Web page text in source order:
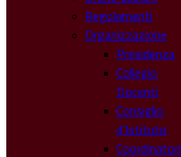
Regolamenti
Organizzazione
Presidenza
Collegio
Docenti
Consiglio
d’Istituto
Coordinatori